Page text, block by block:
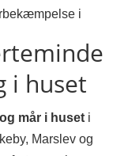
i huset
mår i huset i
Marslev og